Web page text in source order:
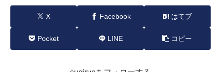
X Facebook はてブ
Pocket LINE コピー